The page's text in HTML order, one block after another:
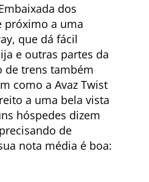
dos
próximo a uma
que dá fácil
e outras partes da
de trens também
como a Avaz Twist
a uma bela vista
hóspedes dizem
de
nota média é boa: